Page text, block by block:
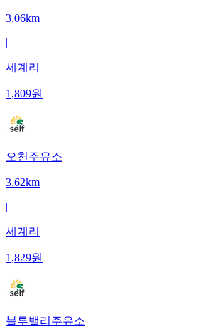
3.06km
|
세계리
1,809원
오천주유소
3.62km
|
세계리
1,829원
블루밸리주유소